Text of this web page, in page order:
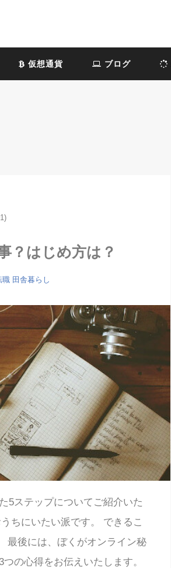
仮想通貨 ブログ
？はじめ方は？
職 田舎暮らし
5ステップについてご紹介いた
ちにいたい派です。 できるこ
最後には、ぼくがオンライン秘
の心得をお伝えいたします。